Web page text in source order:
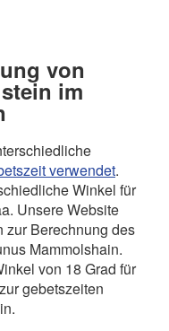
von
im
verwendet.
Winkel für
Unsere Website
zur Berechnung des
Mammolshain.
von 18 Grad für
gebetszeiten